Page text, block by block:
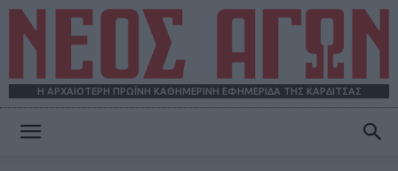
Η ΑΡΧΑΙΟΤΕΡΗ ΠΡΩΪΝΗ ΚΑΘΗΜΕΡΙΝΗ ΕΦΗΜΕΡΙΔΑ ΤΗΣ ΚΑΡΔΙΤΣΑΣ